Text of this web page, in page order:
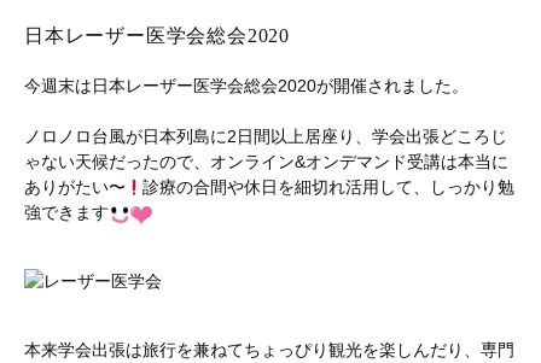
日本レーザー医学会総会2020
今週末は日本レーザー医学会総会2020が開催されました。
ノロノロ台風が日本列島に2日間以上居座り、学会出張どころじ
ゃない天候だったので、オンライン&オンデマンド受講は本当に
ありがたい〜
診療の合間や休日を細切れ活用して、しっかり勉
強できます
本来学会出張は旅行を兼ねてちょっぴり観光を楽しんだり、専門